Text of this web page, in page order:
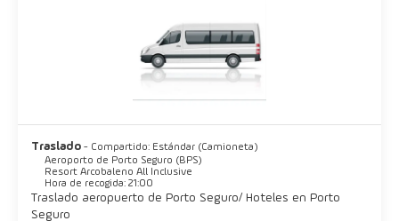
Traslado - Compartido: Estándar (Camioneta)
Aeroporto de Porto Seguro (BPS)
Resort Arcobaleno All Inclusive
Hora de recogida: 21:00
Traslado aeropuerto de Porto Seguro/ Hoteles en Porto
Seguro